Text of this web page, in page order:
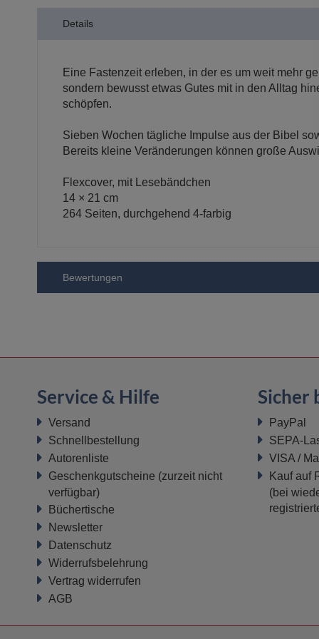
Bildergalerie
Details
Eine Fastenzeit erleben, in der es um weit mehr
sondern bewusst etwas Gutes mit in den Alltag
schöpfen.
Sieben Wochen tägliche Impulse aus der Bibel
Bereits kleine Veränderungen können große
Flexcover, mit Lesebändchen
14 × 21 cm
264 Seiten, durchgehend 4-farbig
Bewertungen
Service & Hilfe
Versand
Schnellbestellung
Autorenliste
Geschenkgutscheine (zurzeit nicht
verfügbar)
Büchertische
Newsletter
Datenschutz
Widerrufsbelehrung
Vertrag widerrufen
AGB
Sicher
PayPal
SEPA-
VISA /
Kauf auf
(bei